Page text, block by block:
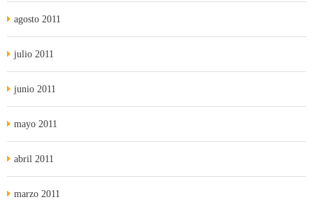
agosto 2011
julio 2011
junio 2011
mayo 2011
abril 2011
marzo 2011